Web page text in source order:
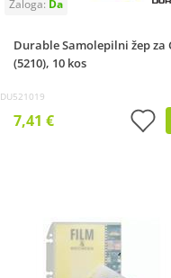
Durable Samolepilni žep za
(5210), 10 kos
DU521019
7,41 €